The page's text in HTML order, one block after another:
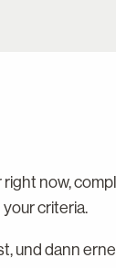
now,
criteria.
und dann